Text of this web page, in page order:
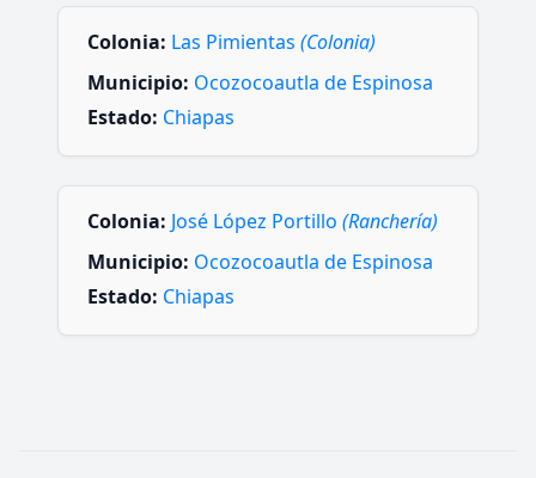
Colonia: Las Pimientas (Colonia)
Municipio: Ocozocoautla de Espinosa
Estado: Chiapas
Colonia: José López Portillo (Ranchería)
Municipio: Ocozocoautla de Espinosa
Estado: Chiapas